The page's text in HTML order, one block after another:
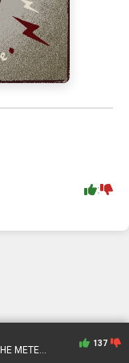
:
SUSIE STARSHINE AND THE METEOROIDS
137